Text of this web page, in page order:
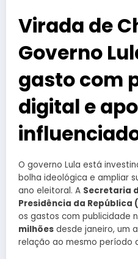
Virada de
Governo
gasto com
digital e
O governo Lula está
bolha ideológica e ampliar
ano eleitoral. A Secretaria
Presidência da República
os gastos com publicidade
milhões desde janeiro, um
relação ao mesmo período